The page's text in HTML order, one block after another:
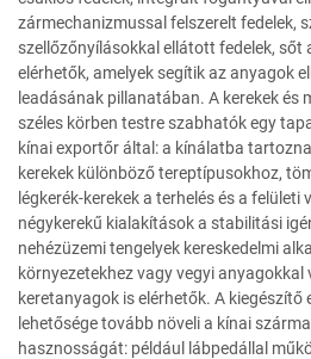
zármechanizmussal felszerelt fedelek,
szellőzőnyílásokkal ellátott fedelek, sőt
elérhetők, amelyek segítik az anyagok
leadásának pillanatában. A kerekek
széles körben testre szabhatók egy
kínai exportőr által: a kínálatba
kerekek különböző tereptípusokhoz,
légkerék-kerekek a terhelés és a
négykerekű kialakítások a stabilitási
nehézüzemi tengelyek kereskedelmi
környezetekhez vagy vegyi
keretanyagok is elérhetők. A kiegészítő
lehetősége tovább növeli a kínai
hasznosságát: például lábpedállal